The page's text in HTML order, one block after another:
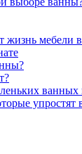
жизнь мебели
ванных
упростят